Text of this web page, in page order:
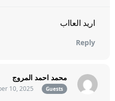
اريد العااب
Reply
محمد احمد المروج
Guests
10, 2025